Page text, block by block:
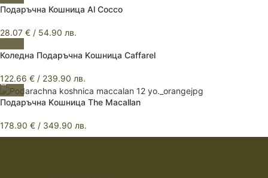
Подаръчна Кошница Al Cocco
28.07 € / 54.90 лв.
Коледна Подаръчна Kошница Caffarel
122.66 € / 239.90 лв.
Подаръчна Kошница The Macallan
178.90 € / 349.90 лв.